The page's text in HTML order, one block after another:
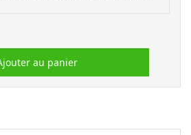
au panier